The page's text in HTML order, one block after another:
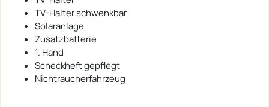
TV-Halter schwenkbar
Solaranlage
Zusatzbatterie
1. Hand
Scheckheft gepflegt
Nichtraucherfahrzeug